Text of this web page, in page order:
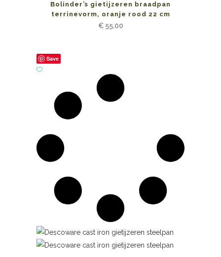
Bolinder’s gietijzeren braadpan
terrinevorm, oranje rood 22 cm
€55,00
Save